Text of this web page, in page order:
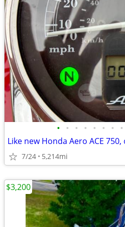
• • • • • • • •
Like new Honda Aero ACE
7/24 5,214mi
$3,200